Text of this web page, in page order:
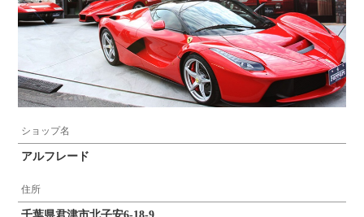
ショップ名
アルフレード
住所